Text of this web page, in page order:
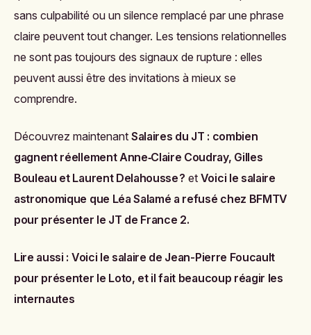
sans culpabilité ou un silence remplacé par une phrase
claire peuvent tout changer. Les tensions relationnelles
ne sont pas toujours des signaux de rupture : elles
peuvent aussi être des invitations à mieux se
comprendre.
Découvrez maintenant Salaires du JT : combien
gagnent réellement Anne‑Claire Coudray, Gilles
Bouleau et Laurent Delahousse ? et Voici le salaire
astronomique que Léa Salamé a refusé chez BFMTV
pour présenter le JT de France 2.
Lire aussi : Voici le salaire de Jean-Pierre Foucault
pour présenter le Loto, et il fait beaucoup réagir les
internautes